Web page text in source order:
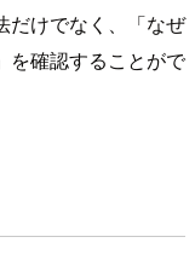
だけでなく、「なぜ
を確認することがで